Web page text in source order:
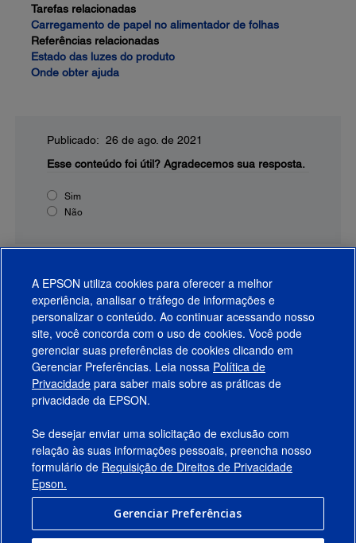
Tarefas relacionadas
Carregamento de papel no alimentador de folhas
Referências relacionadas
Estado das luzes do produto
Onde obter ajuda
Publicado: 26 de ago. de 2021
Esse conteúdo foi útil? Agradecemos sua resposta.
Sim
Não
Produtos
Suporte
Links Sugeridos
Empresa
Conecte-se com a Epson
A EPSON utiliza cookies para oferecer a melhor
experiência, analisar o tráfego de informações e
personalizar o conteúdo. Ao continuar acessando nosso
site, você concorda com o uso de cookies. Você pode
gerenciar suas preferências de cookies clicando em
Gerenciar Preferências. Leia nossa Política de
Privacidade para saber mais sobre as práticas de
privacidade da EPSON.
Se desejar enviar uma solicitação de exclusão com
relação às suas informações pessoais, preencha nosso
formulário de Requisição de Direitos de Privacidade
Epson.
Gerenciar Preferências